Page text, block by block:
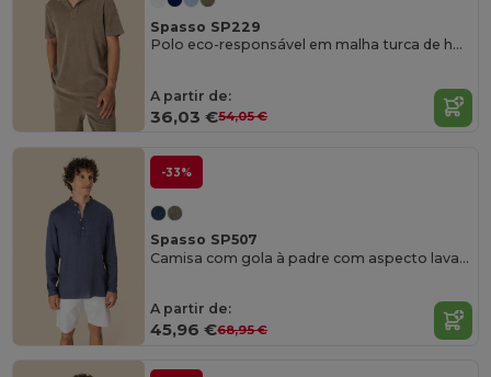
Spasso SP229
Polo eco-responsável em malha turca de homem
A partir de:
36,03 €54,05 €
-33%
Spasso SP507
Camisa com gola à padre com aspecto lavado em linho de homem
A partir de:
45,96 €68,95 €